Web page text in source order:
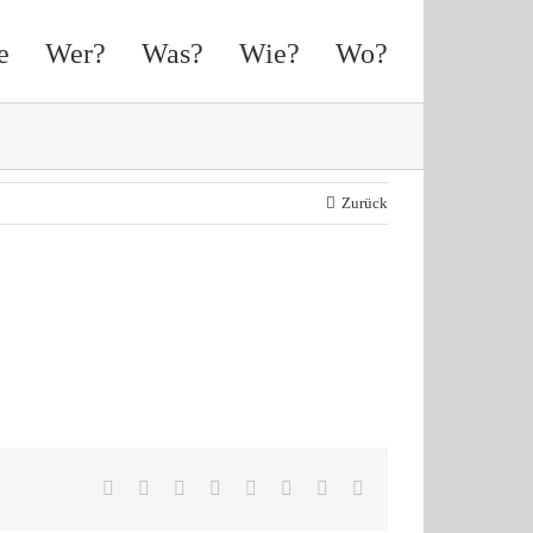
Wer? Was? Wie? Wo?
Zurück
Facebook Reddit LinkedIn
TumblrPinterest